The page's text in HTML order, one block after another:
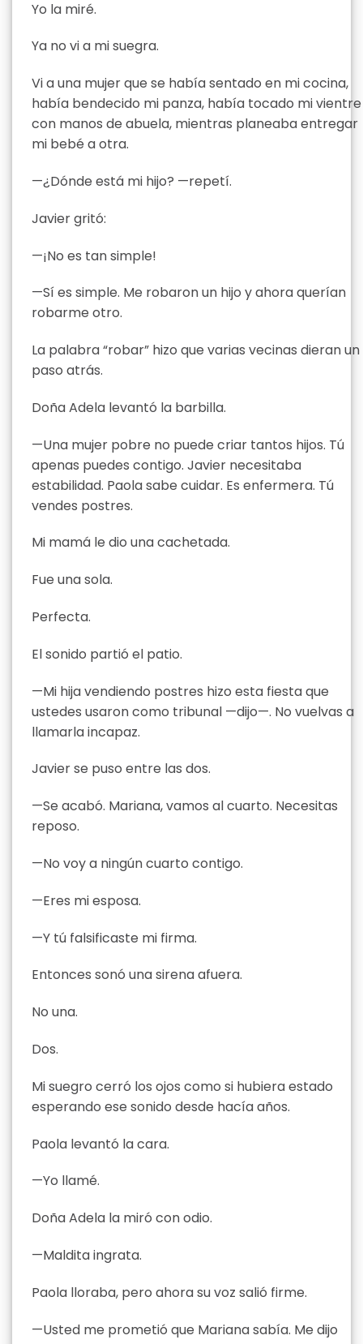
Yo la miré.
Ya no vi a mi suegra.
Vi a una mujer que se había sentado en mi cocina,
había bendecido mi panza, había tocado mi vientre
con manos de abuela, mientras planeaba entregar
mi bebé a otra.
—¿Dónde está mi hijo? —repetí.
Javier gritó:
—¡No es tan simple!
—Sí es simple. Me robaron un hijo y ahora querían
robarme otro.
La palabra “robar” hizo que varias vecinas dieran un
paso atrás.
Doña Adela levantó la barbilla.
—Una mujer pobre no puede criar tantos hijos. Tú
apenas puedes contigo. Javier necesitaba
estabilidad. Paola sabe cuidar. Es enfermera. Tú
vendes postres.
Mi mamá le dio una cachetada.
Fue una sola.
Perfecta.
El sonido partió el patio.
—Mi hija vendiendo postres hizo esta fiesta que
ustedes usaron como tribunal —dijo—. No vuelvas a
llamarla incapaz.
Javier se puso entre las dos.
—Se acabó. Mariana, vamos al cuarto. Necesitas
reposo.
—No voy a ningún cuarto contigo.
—Eres mi esposa.
—Y tú falsificaste mi firma.
Entonces sonó una sirena afuera.
No una.
Dos.
Mi suegro cerró los ojos como si hubiera estado
esperando ese sonido desde hacía años.
Paola levantó la cara.
—Yo llamé.
Doña Adela la miró con odio.
—Maldita ingrata.
Paola lloraba, pero ahora su voz salió firme.
—Usted me prometió que Mariana sabía. Me dijo